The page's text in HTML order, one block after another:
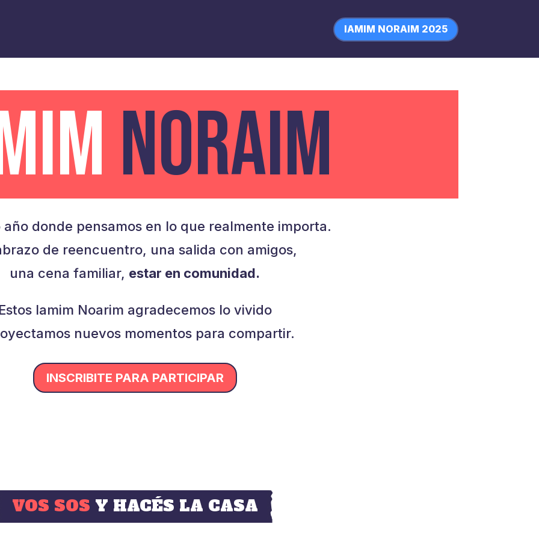
IAMIM NORAIM 2025
NORAIM
donde pensamos en lo que realmente importa.
de reencuentro, una salida con amigos,
una cena familiar, estar en comunidad.
Iamim Noarim agradecemos lo vivido
nuevos momentos para compartir.
INSCRIBITE PARA PARTICIPAR
VOS SOS Y HACÉS LA CASA